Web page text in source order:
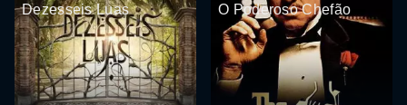
Dezesseis Luas O Poderoso Chefão